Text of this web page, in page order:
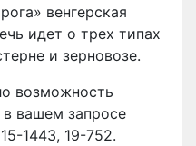
венгерская
идет о трех типах
и зерновозе.
возможность
вашем запросе
1443, 19-752.